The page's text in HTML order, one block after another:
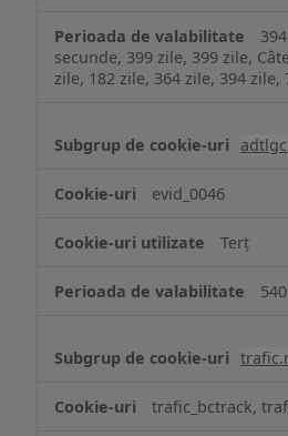
secunde, 399 zile, 399 zile,
zile, 182 zile, 364 zile, 394 zile,
evid_0046
Terț
trafic_bctrack,